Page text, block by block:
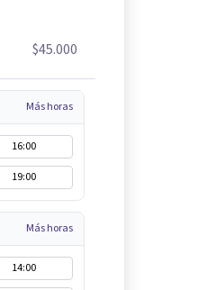
$45.000
Más horas
16:00
19:00
Más horas
14:00